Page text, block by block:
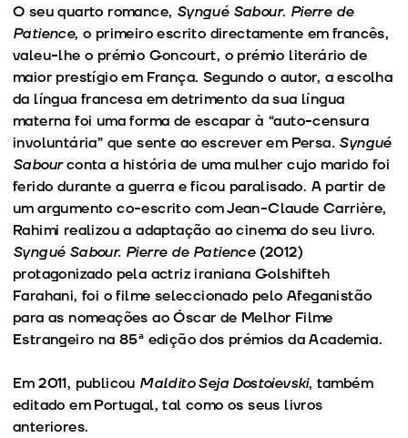
O seu quarto romance, Syngué Sabour. Pierre de
Patience, o primeiro escrito directamente em francês,
valeu-lhe o prémio Goncourt, o prémio literário de
maior prestígio em França. Segundo o autor, a escolha
da língua francesa em detrimento da sua língua
materna foi uma forma de escapar à “auto-censura
involuntária” que sente ao escrever em Persa. Syngué
Sabourconta a história de uma mulher cujo marido foi
ferido durante a guerra e ficou paralisado. A partir de
um argumento co-escrito com Jean-Claude Carrière,
Rahimi realizou a adaptação ao cinema do seu livro.
Syngué Sabour. Pierre de Patience(2012)
protagonizado pela actriz iraniana Golshifteh
Farahani, foi o filme seleccionado pelo Afeganistão
para as nomeações ao Óscar de Melhor Filme
Estrangeiro na 85ª edição dos prémios da Academia.
Em 2011, publicou Maldito Seja Dostoievski, também
editado em Portugal, tal como os seus livros
anteriores.